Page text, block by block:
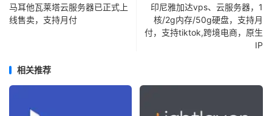
马耳他瓦莱塔云服务器已正式上
线售卖，支持月付
印尼雅加达vps、云服务器，1
核/2g内存/50g硬盘，支持月
付，支持tiktok,跨境电商，原生
IP
相关推荐